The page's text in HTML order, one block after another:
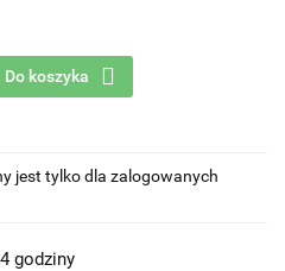
Do koszyka
jest tylko dla zalogowanych
godziny